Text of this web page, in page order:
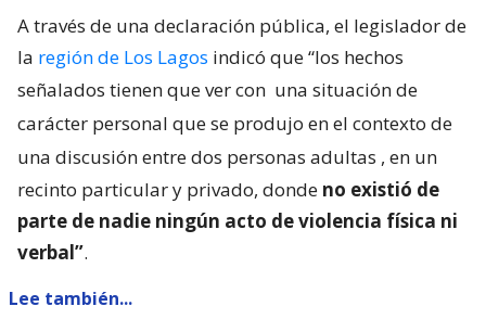
A través de una declaración pública, el legislador de
la región de Los Lagos indicó que “los hechos
señalados tienen que ver con una situación de
carácter personal que se produjo en el contexto de
una discusión entre dos personas adultas , en un
recinto particular y privado, donde no existió de
parte de nadie ningún acto de violencia física ni
verbal”.
Lee también...